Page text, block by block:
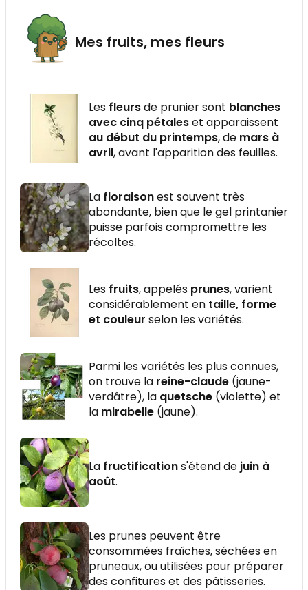
Mes fruits, mes fleurs
Les fleursde prunier sont blanches
avec cinq pétaleset apparaissent
au début du printemps, de mars à
avril, avant l'apparition des feuilles.
La floraisonest souvent très
abondante, bien que le gel printanier
puisse parfois compromettre les
récoltes.
Les fruits, appelés prunes, varient
considérablement en taille, forme
et couleur selon les variétés.
Parmi les variétés les plus connues,
on trouve la reine-claude (jaune-
verdâtre), la quetsche (violette) et
la mirabelle (jaune).
La fructifications'étend de juin à
août.
Les prunes peuvent être
consommées fraîches, séchées en
pruneaux, ou utilisées pour préparer
des confitures et des pâtisseries.